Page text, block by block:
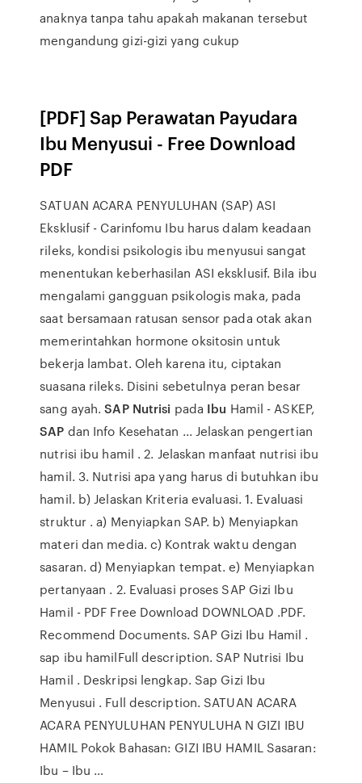
anaknya tanpa tahu apakah makanan tersebut
mengandung gizi-gizi yang cukup
[PDF] Sap Perawatan Payudara
Ibu Menyusui - Free Download
PDF
SATUAN ACARA PENYULUHAN (SAP) ASI
Eksklusif - Carinfomu Ibu harus dalam keadaan
rileks, kondisi psikologis ibu menyusui sangat
menentukan keberhasilan ASI eksklusif. Bila ibu
mengalami gangguan psikologis maka, pada
saat bersamaan ratusan sensor pada otak akan
memerintahkan hormone oksitosin untuk
bekerja lambat. Oleh karena itu, ciptakan
suasana rileks. Disini sebetulnya peran besar
sang ayah.SAP Nutrisi pada Ibu Hamil - ASKEP,
SAP dan Info Kesehatan ... Jelaskan pengertian
nutrisi ibu hamil . 2. Jelaskan manfaat nutrisi ibu
hamil. 3. Nutrisi apa yang harus di butuhkan ibu
hamil. b) Jelaskan Kriteria evaluasi. 1. Evaluasi
struktur . a) Menyiapkan SAP. b) Menyiapkan
materi dan media. c) Kontrak waktu dengan
sasaran. d) Menyiapkan tempat. e) Menyiapkan
pertanyaan . 2. Evaluasi proses SAP Gizi Ibu
Hamil - PDF Free Download DOWNLOAD .PDF.
Recommend Documents. SAP Gizi Ibu Hamil .
sap ibu hamilFull description. SAP Nutrisi Ibu
Hamil . Deskripsi lengkap. Sap Gizi Ibu
Menyusui . Full description. SATUAN ACARA
ACARA PENYULUHAN PENYULUHA N GIZI IBU
HAMIL Pokok Bahasan: GIZI IBU HAMIL Sasaran:
Ibu – Ibu …